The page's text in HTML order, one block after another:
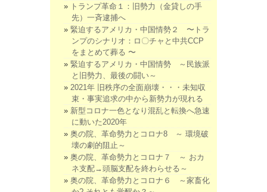
トランプ革命１：旧勢力（金貸しの手
先）一斉逮捕へ
緊迫するアメリカ・中国情勢２ 〜トラ
ンプのシナリオ：ロ〇チャと中共CCP
をまとめて葬る 〜
緊迫するアメリカ・中国情勢 ～民族派
と旧勢力、最後の闘い～
2021年 旧秩序の全面崩壊・・・未知収
束・事実追求の中から新勢力が現れる
新型コロナ一色となり混乱と転換へ急速
に動いた2020年
奥の院、革命勢力とコロナ8 ～ 環境破
壊の劇的阻止～
奥の院、革命勢力とコロナ７ ～ おカ
ネ支配→頭脳支配を終わらせる～
奥の院、革命勢力とコロナ６ ～家畜化